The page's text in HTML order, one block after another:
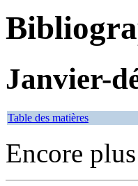
Janvier-
Table des matières
Encore